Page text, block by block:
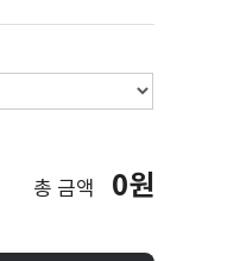
총 금액 0원